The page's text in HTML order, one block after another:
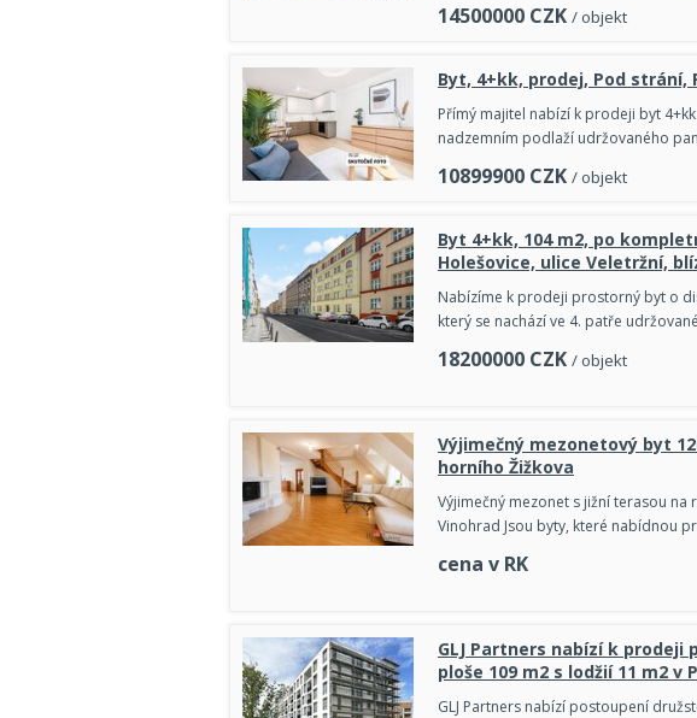
14500000 CZK / objekt
Byt, 4+kk, prodej, Pod strání,
Přímý majitel nabízí k prodeji byt
nadzemním podlaží udržovaného
10899900 CZK / objekt
Byt 4+kk, 104 m2, po
Holešovice, ulice Veletržní,
Nabízíme k prodeji prostorný byt o
který se nachází ve 4. patře
18200000 CZK / objekt
Výjimečný mezonetový byt
horního Žižkova
Výjimečný mezonet s jižní terasou
Vinohrad Jsou byty, které nabídnou
cena v RK
GLJ Partners nabízí k
ploše 109 m2 s lodžií 11 m2 v
GLJ Partners nabízí postoupení